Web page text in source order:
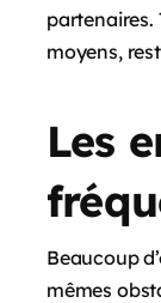
partenaires.
moyens,
Les
Beaucoup
mêmes